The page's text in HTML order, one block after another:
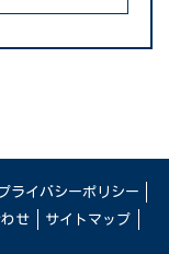
ライバシーポリシー
せ サイトマップ